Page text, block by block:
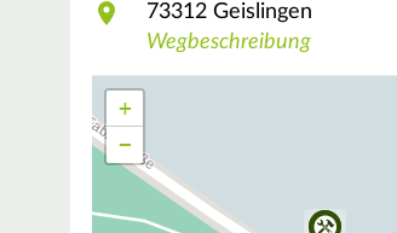
73312 Geislingen
Wegbeschreibung
+
−